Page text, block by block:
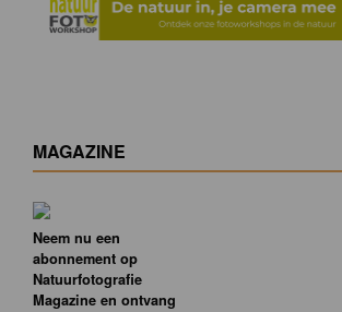
MAGAZINE
Neem nu een
abonnement op
Natuurfotografie
Magazine en ontvang